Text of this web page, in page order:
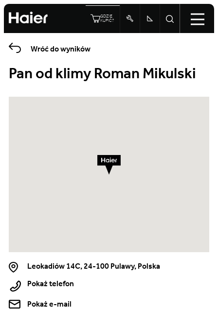
GDZIE
KUPIĆ?
Wróć do wyników
Pan od klimy Roman Mikulski
Leokadiów 14C, 24-100 Pulawy, Polska
Pokaż telefon
Pokaż e-mail